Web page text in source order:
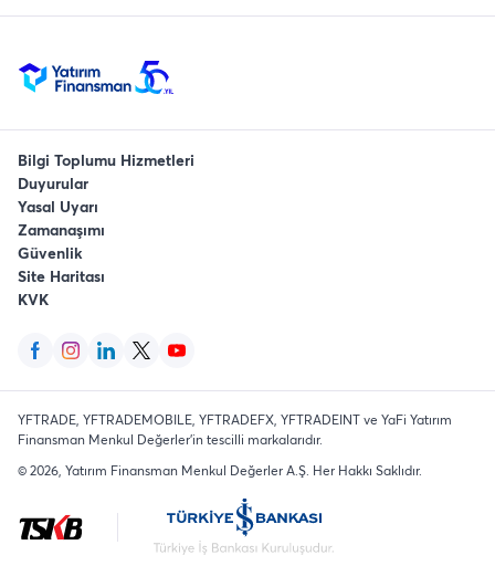
Bilgi Toplumu Hizmetleri
Duyurular
Yasal Uyarı
Zamanaşımı
Güvenlik
Site Haritası
KVK
YFTRADE, YFTRADEMOBILE, YFTRADEFX, YFTRADEINT ve YaFi Yatırım
Finansman Menkul Değerler'in tescilli markalarıdır.
©2026 , Yatırım Finansman Menkul Değerler A.Ş. Her Hakkı Saklıdır.